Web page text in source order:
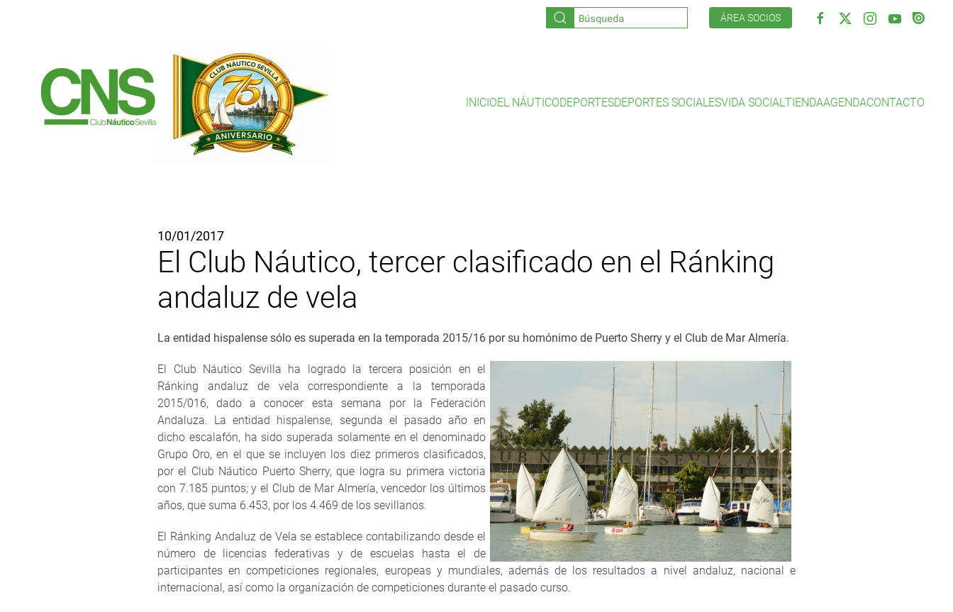
ÁREA SOCIOS
INICIOEL NÁUTICODEPORTESDEPORTES SOCIALESVIDA SOCIALTIENDAAGENDACONTACTO
10/01/2017
El Club Náutico, tercer clasificado en el Ránking
andaluz de vela
La entidad hispalense sólo es superada en la temporada 2015/16 por su homónimo de Puerto Sherry y el Club de Mar Almería.
El Club Náutico Sevilla ha logrado la tercera posición en el
Ránking andaluz de vela correspondiente a la temporada
2015/016, dado a conocer esta semana por la Federación
Andaluza. La entidad hispalense, segunda el pasado año en
dicho escalafón, ha sido superada solamente en el denominado
Grupo Oro, en el que se incluyen los diez primeros clasificados,
por el Club Náutico Puerto Sherry, que logra su primera victoria
con 7.185 puntos; y el Club de Mar Almería, vencedor los últimos
años, que suma 6.453, por los 4.469 de los sevillanos.
El Ránking Andaluz de Vela se establece contabilizando desde el
número de licencias federativas y de escuelas hasta el de
participantes en competiciones regionales, europeas y mundiales, además de los resultados a nivel andaluz, nacional e
internacional, así como la organización de competiciones durante el pasado curso.